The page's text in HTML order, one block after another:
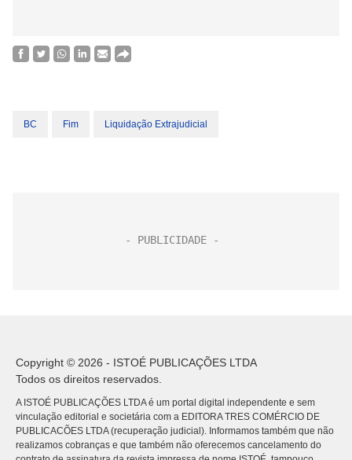
BC Fim Liquidação Extrajudicial
Copyright © 2026 - ISTOÉ PUBLICAÇÕES LTDA
Todos os direitos reservados.
A ISTOÉ PUBLICAÇÕES LTDA é um portal digital independente e sem
vinculação editorial e societária com a EDITORA TRES COMÉRCIO DE
PUBLICACÕES LTDA (recuperação judicial). Informamos também que não
realizamos cobranças e que também não oferecemos cancelamento do